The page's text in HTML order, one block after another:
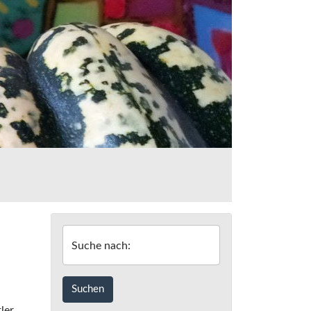
Suche nach: